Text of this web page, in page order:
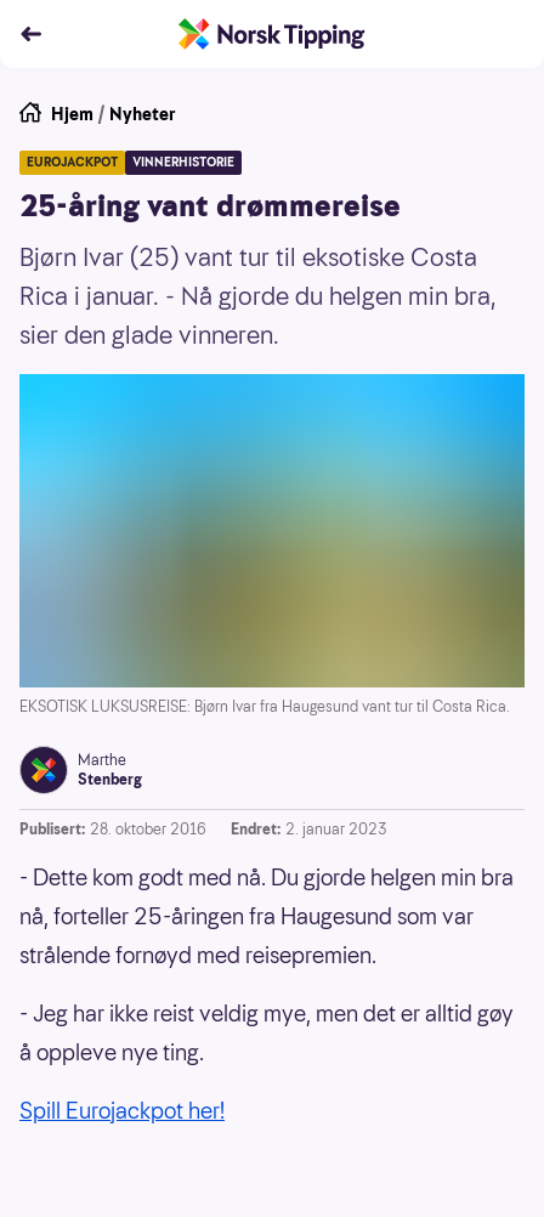
Hjem / Nyheter
EUROJACKPOT VINNERHISTORIE
25-åring vant drømmereise
Bjørn Ivar (25) vant tur til eksotiske Costa
Rica i januar. - Nå gjorde du helgen min bra,
sier den glade vinneren.
EKSOTISK LUKSUSREISE: Bjørn Ivar fra Haugesund vant tur til Costa Rica.
Marthe
Stenberg
Publisert: 28. oktober 2016 Endret: 2. januar 2023
- Dette kom godt med nå. Du gjorde helgen min bra
nå, forteller 25-åringen fra Haugesund som var
strålende fornøyd med reisepremien.
- Jeg har ikke reist veldig mye, men det er alltid gøy
å oppleve nye ting.
Spill Eurojackpot her!